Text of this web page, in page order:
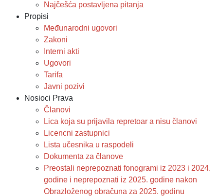
Najčešća postavljena pitanja
Propisi
Međunarodni ugovori
Zakoni
Interni akti
Ugovori
Tarifa
Javni pozivi
Nosioci Prava
Članovi
Lica koja su prijavila repretoar a nisu članovi
Licencni zastupnici
Lista učesnika u raspodeli
Dokumenta za članove
Preostali neprepoznati fonogrami iz 2023 i 2024.
godine i neprepoznati iz 2025. godine nakon
Obrazloženog obračuna za 2025. godinu